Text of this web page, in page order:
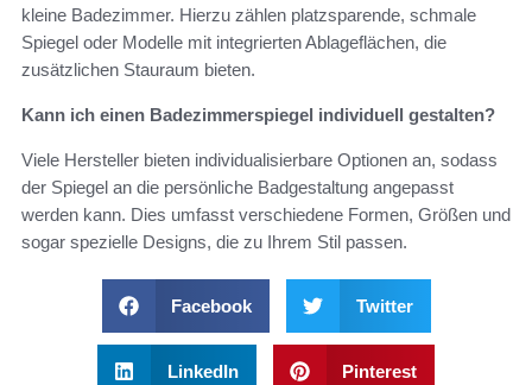
kleine Badezimmer. Hierzu zählen platzsparende, schmale
Spiegel oder Modelle mit integrierten Ablageflächen, die
zusätzlichen Stauraum bieten.
Kann ich einen Badezimmerspiegel individuell gestalten?
Viele Hersteller bieten individualisierbare Optionen an, sodass
der Spiegel an die persönliche Badgestaltung angepasst
werden kann. Dies umfasst verschiedene Formen, Größen und
sogar spezielle Designs, die zu Ihrem Stil passen.
Facebook Twitter
LinkedIn Pinterest